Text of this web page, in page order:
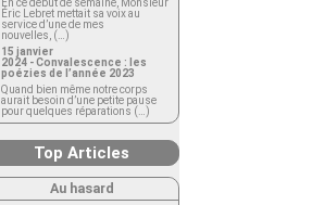
En ce début de semaine, Monsieur
Éric Lebret mettait sa voix au
service d’une de mes
nouvelles, (…)
15 janvier
2024 - Convalescence : les
poézies de l’année 2023
Quand bien même notre corps
aurait besoin d’une petite pause
pour quelques réparations (…)
Top Articles
Au hasard